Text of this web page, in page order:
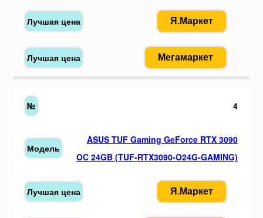
Я.Маркет
Мегамаркет
4
ASUS TUF Gaming GeForce RTX 3090
OC 24GB (TUF-RTX3090-O24G-GAMING)
Я.Маркет